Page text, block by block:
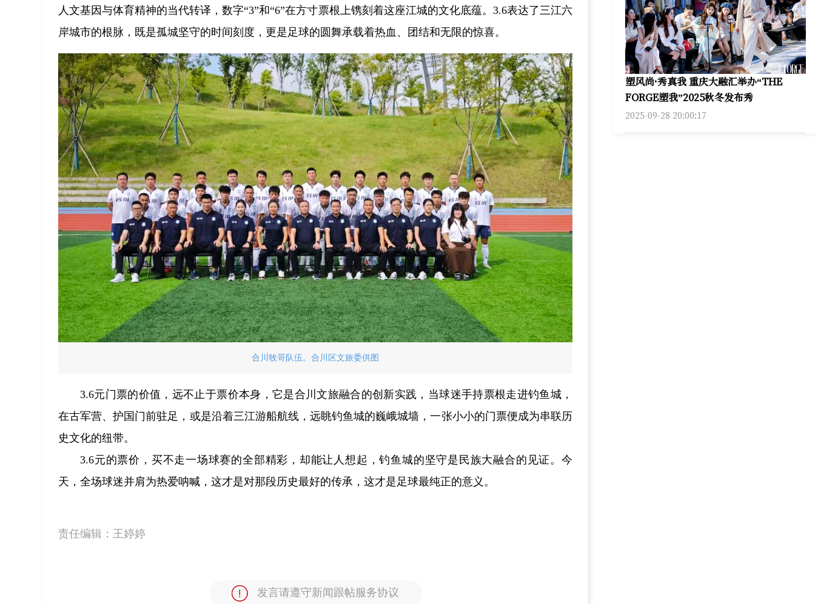
人文基因与体育精神的当代转译，数字“3”和“6”在方寸票根上镌刻着这座江城的文化底蕴。3.6表达了三江六
岸城市的根脉，既是孤城坚守的时间刻度，更是足球的圆舞承载着热血、团结和无限的惊喜。
合川牧哥队伍。合川区文旅委供图
3.6元门票的价值，远不止于票价本身，它是合川文旅融合的创新实践，当球迷手持票根走进钓鱼城，
在古军营、护国门前驻足，或是沿着三江游船航线，远眺钓鱼城的巍峨城墙，一张小小的门票便成为串联历
史文化的纽带。
3.6元的票价，买不走一场球赛的全部精彩，却能让人想起，钓鱼城的坚守是民族大融合的见证。今
天，全场球迷并肩为热爱呐喊，这才是对那段历史最好的传承，这才是足球最纯正的意义。
责任编辑： 王婷婷
发言请遵守新闻跟帖服务协议
塑风尚·秀真我 重庆大融汇举办“THE
FORGE塑我”2025秋冬发布秀
2025-09-28 20:00:17